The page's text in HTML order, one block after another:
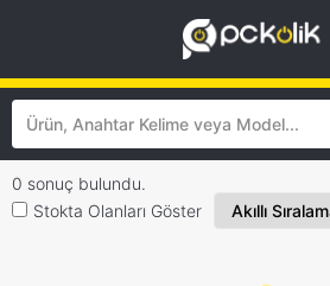
0 sonuç bulundu.
Stokta Olanları Göster